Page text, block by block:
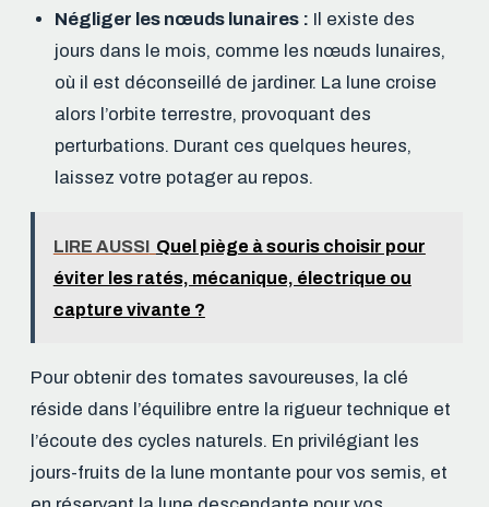
Négliger les nœuds lunaires : Il existe des
jours dans le mois, comme les nœuds lunaires,
où il est déconseillé de jardiner. La lune croise
alors l’orbite terrestre, provoquant des
perturbations. Durant ces quelques heures,
laissez votre potager au repos.
LIRE AUSSI Quel piège à souris choisir pour
éviter les ratés, mécanique, électrique ou
capture vivante ?
Pour obtenir des tomates savoureuses, la clé
réside dans l’équilibre entre la rigueur technique et
l’écoute des cycles naturels. En privilégiant les
jours-fruits de la lune montante pour vos semis, et